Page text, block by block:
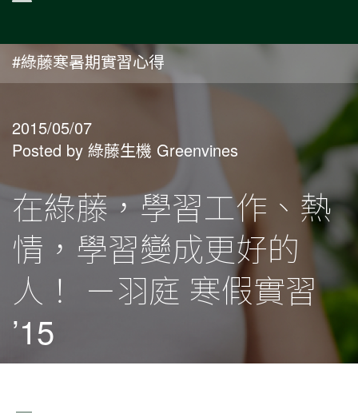
2015/05/07
Posted by 綠藤生機 Greenvines
#綠藤寒暑期實習心得
在綠藤，學習工作、熱
情，學習變成更好的
人！ －羽庭 寒假實習
’15